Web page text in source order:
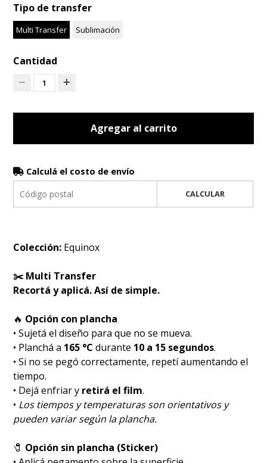
Tipo de transfer
Multi Transfer Sublimación
Cantidad
1
Agregar al carrito
Calculá el costo de envío
CALCULAR
Colección: Equinox
✂️ Multi Transfer
Recortá y aplicá. Así de simple.
🔥 Opción con plancha
• Sujetá el diseño para que no se mueva.
• Planchá a 165 °C durante 10 a 15 segundos.
• Si no se pegó correctamente, repetí aumentando el
tiempo.
• Dejá enfriar y retirá el film.
• Los tiempos y temperaturas son orientativos y
pueden variar según la plancha.
🧷 Opción sin plancha (Sticker)